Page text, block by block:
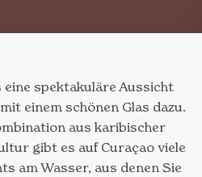
spektakuläre Aussicht
einem schönen Glas dazu.
aus karibischer
gibt es auf Curaçao viele
am Wasser, aus denen Sie